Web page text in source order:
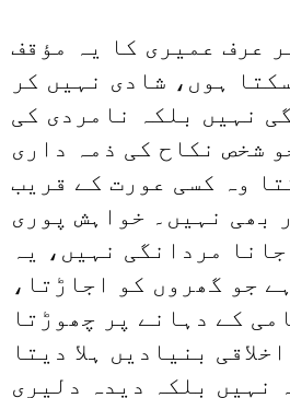
عرف عمیری کا یہ مؤقف
ہوں، شادی نہیں کر
نہیں بلکہ نامردی کی
شخص نکاح کی ذمہ داری
وہ کسی عورت کے قریب
بھی نہیں۔ خواہش پوری
مردانگی نہیں، یہ
جو گھروں کو اجاڑتا،
کے دہانے پر چھوڑتا
بنیادیں ہلا دیتا
نہیں بلکہ دیدہ دلیری